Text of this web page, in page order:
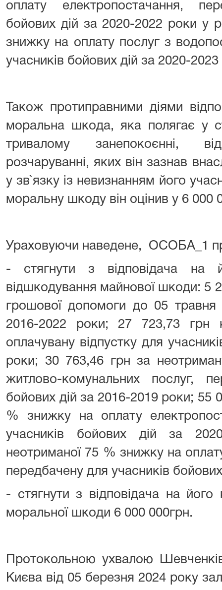
оплату електропостачання,
бойових дій за 2020-2022 роки у
знижку на оплату послуг з
учасників бойових дій за 2020-
Також протиправними діями
моральна шкода, яка полягає у
тривалому занепокоєнні,
розчаруванні, яких він зазнав
у зв`язку із невизнанням його
моральну шкоду він оцінив у 6 000
Ураховуючи наведене, ОСОБА_1
- стягнути з відповідача на
відшкодування майнової шкоди: 5
грошової допомоги до 05 травня
2016-2022 роки; 27 723,73 грн
оплачувану відпустку для
роки; 30 763,46 грн за
житлово-комунальних послуг,
бойових дій за 2016-2019 роки; 55
% знижку на оплату
учасників бойових дій за
неотриманої 75 % знижку на
передбачену для учасників
- стягнути з відповідача на
моральної шкоди 6 000 000грн.
Протокольною ухвалою
Києва від 05 березня 2024 року